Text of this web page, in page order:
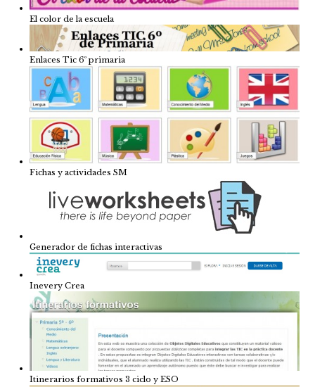
El color de la escuela
Enlaces Tic 6º primaria
Fichas y actividades SM
Generador de fichas interactivas
Inevery Crea
Itinerarios formativos 3 ciclo y ESO